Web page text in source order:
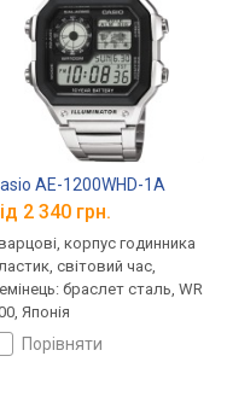
AE-1200WHD-1A
2 340 грн.
корпус годинника
світовий час,
браслет сталь, WR
Японія
порівняти